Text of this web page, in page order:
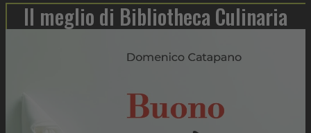
Il meglio di Bibliotheca Culinaria